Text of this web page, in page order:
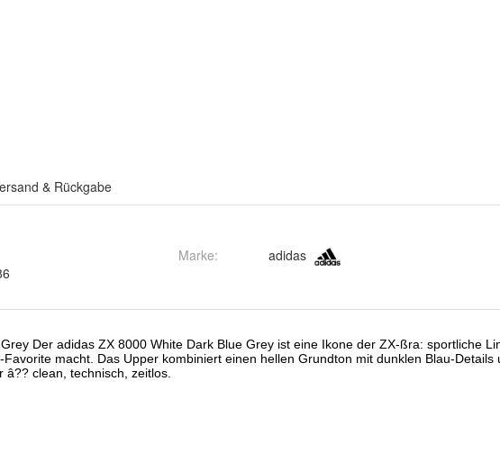
& Rückgabe
Marke: adidas